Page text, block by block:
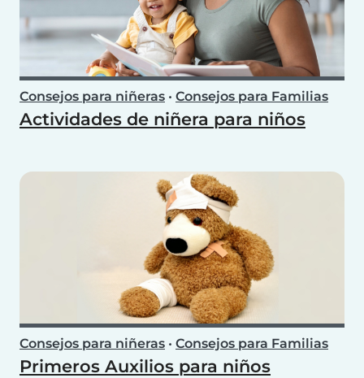
Consejos para niñeras • Consejos para Familias
Actividades de niñera para niños
Consejos para niñeras • Consejos para Familias
Primeros Auxilios para niños